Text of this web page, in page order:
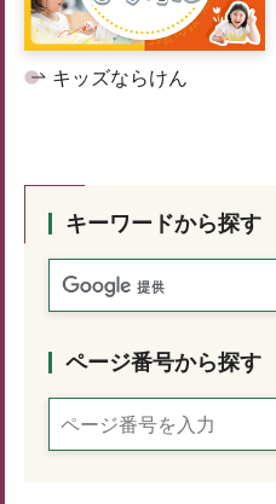
キッズならけん
キーワードから探す
ページ番号から探す